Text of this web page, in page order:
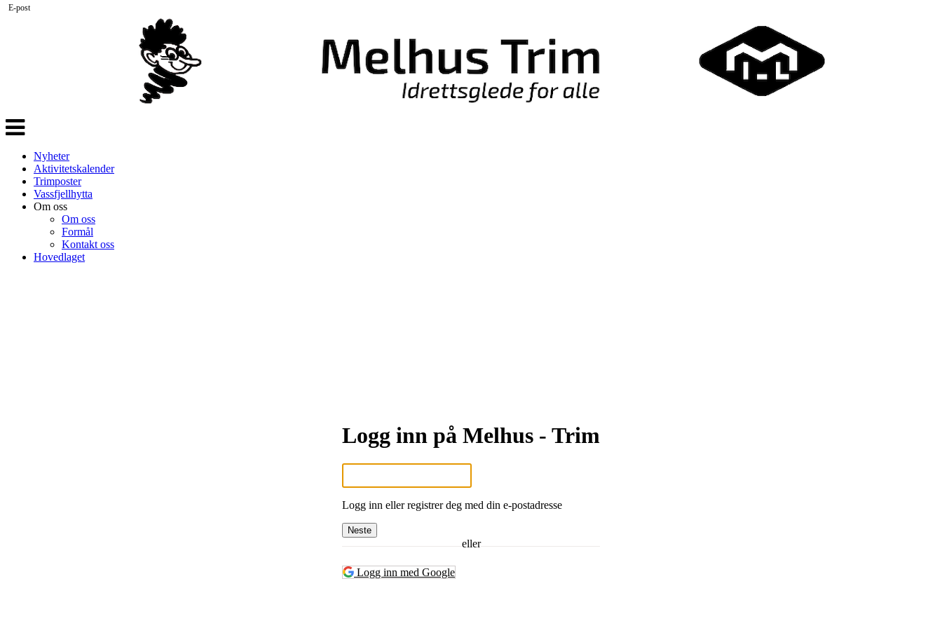
Veksle
navigasjon
Nyheter
Aktivitetskalender
Trimposter
Vassfjellhytta
Om oss
Om oss
Formål
Kontakt oss
Hovedlaget
Logg inn på Melhus - Trim
E-post
Logg inn eller registrer deg med din e-postadresse
Neste
eller
Logg inn med Google